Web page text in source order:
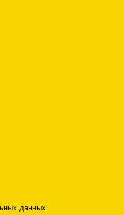
данных